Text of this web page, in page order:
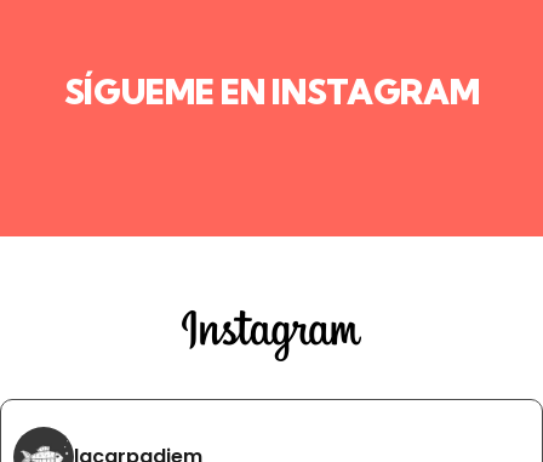
SÍGUEME EN INSTAGRAM
lacarpadiem